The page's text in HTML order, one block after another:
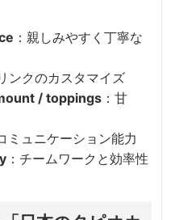
：親しみやすく丁寧な
ンクのカスタマイズ
/ toppings ：甘
ミュニケーション能力
：チームワークと効率性